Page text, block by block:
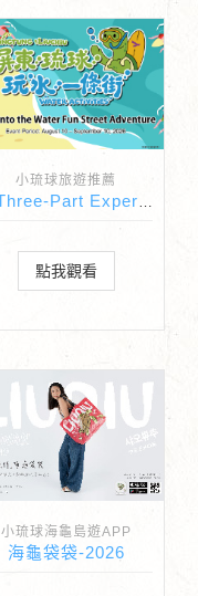
小琉球旅遊推薦
點我觀看
小琉球海龜島遊APP
海龜袋袋-2026